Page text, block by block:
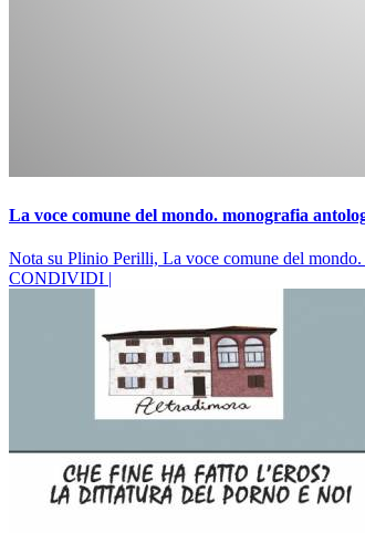
La voce comune del mondo. monografia
Nota su Plinio Perilli, La voce comune del
CONDIVIDI |